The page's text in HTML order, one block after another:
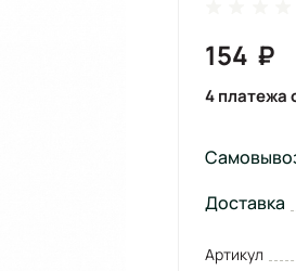
154
4 платежа
Доставка
Артикул